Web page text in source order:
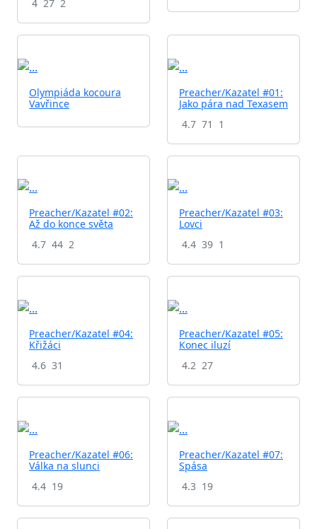
4 27 2
Olympiáda kocoura
Vavřince
Preacher/Kazatel #01:
Jako pára nad Texasem
4.7 71 1
Preacher/Kazatel #02:
Až do konce světa
4.7 44 2
Preacher/Kazatel #03:
Lovci
4.4 39 1
Preacher/Kazatel #04:
Křižáci
4.6 31
Preacher/Kazatel #05:
Konec iluzí
4.2 27
Preacher/Kazatel #06:
Válka na slunci
4.4 19
Preacher/Kazatel #07:
Spása
4.3 19